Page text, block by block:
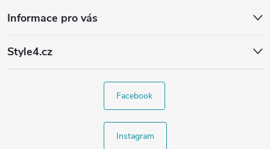
Informace pro vás
Style4.cz
Facebook
Instagram